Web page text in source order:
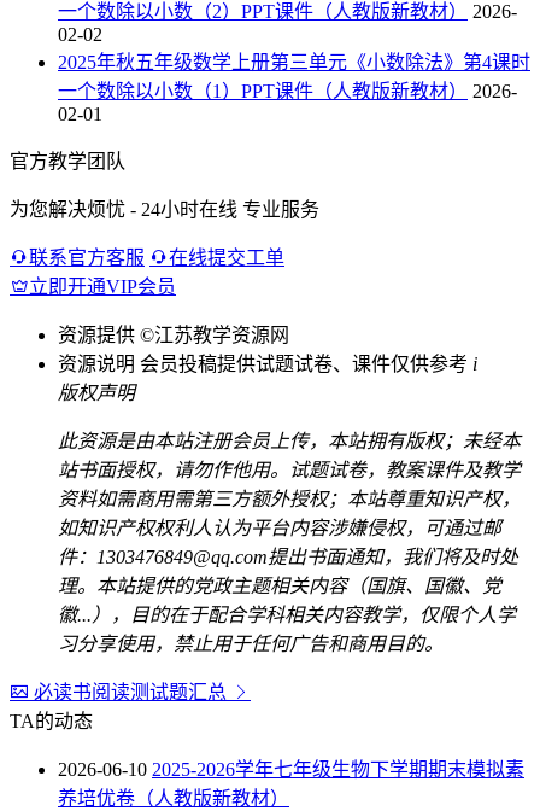
一个数除以小数（2）PPT课件（人教版新教材）
2026-
02-02
2025年秋五年级数学上册第三单元《小数除法》第4课时
一个数除以小数（1）PPT课件（人教版新教材）
2026-
02-01
官方教学团队
为您解决烦忧 - 24小时在线 专业服务
联系官方客服
在线提交工单
立即开通VIP会员
资源提供 ©江苏教学资源网
资源说明 会员投稿提供试题试卷、课件仅供参考 i
版权声明
此资源是由本站注册会员上传，本站拥有版权；未经本
站书面授权，请勿作他用。试题试卷，教案课件及教学
资料如需商用需第三方额外授权；本站尊重知识产权，
如知识产权权利人认为平台内容涉嫌侵权，可通过邮
件：1303476849@qq.com提出书面通知，我们将及时处
理。本站提供的党政主题相关内容（国旗、国徽、党
徽...），目的在于配合学科相关内容教学，仅限个人学
习分享使用，禁止用于任何广告和商用目的。
必读书阅读测试题汇总
TA的动态
2026-06-10 2025-2026学年七年级生物下学期期末模拟素
养培优卷（人教版新教材）